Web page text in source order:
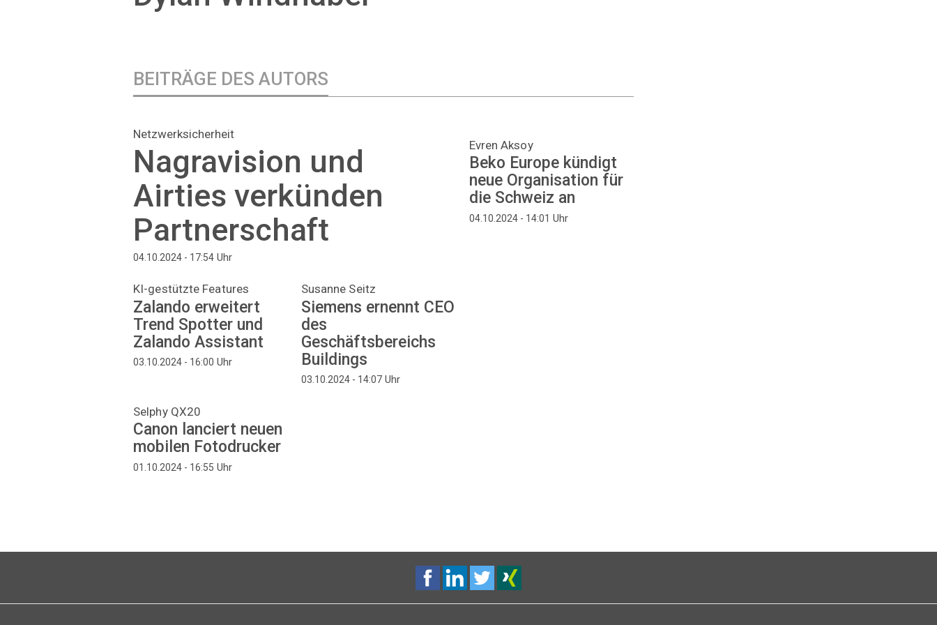
BEITRÄGE DES AUTORS
Netzwerksicherheit
Nagravision und
Airties verkünden
Partnerschaft
04.10.2024 - 17:54 Uhr
Evren Aksoy
Beko Europe kündigt
neue Organisation für
die Schweiz an
04.10.2024 - 14:01 Uhr
KI-gestützte Features
Zalando erweitert
Trend Spotter und
Zalando Assistant
03.10.2024 - 16:00 Uhr
Susanne Seitz
Siemens ernennt CEO
des
Geschäftsbereichs
Buildings
03.10.2024 - 14:07Uhr
Selphy QX20
Canon lanciert neuen
mobilen Fotodrucker
01.10.2024 - 16:55 Uhr